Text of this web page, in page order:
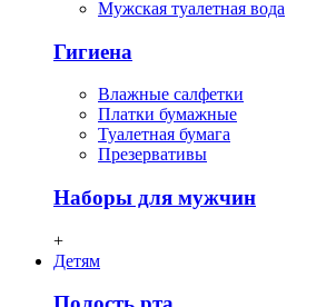
Мужская туалетная вода
Гигиена
Влажные салфетки
Платки бумажные
Туалетная бумага
Презервативы
Наборы для мужчин
+
Детям